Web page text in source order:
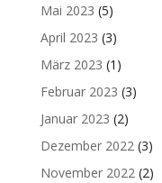
Mai 2023 (5)
April 2023 (3)
März 2023 (1)
Februar 2023 (3)
Januar 2023 (2)
Dezember 2022(3)
November 2022(2)